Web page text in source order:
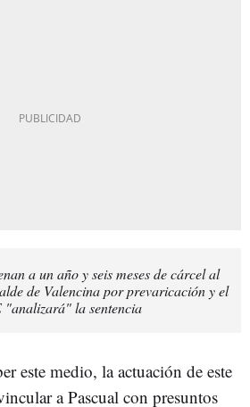
a un año y seis meses de cárcel al
de Valencina por prevaricación y el
"analizará" la sentencia
este medio, la actuación de este
a Pascual con presuntos